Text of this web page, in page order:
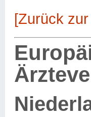
[Zurück